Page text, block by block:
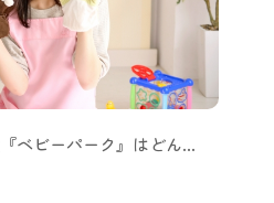
ベビーパーク』はどん…